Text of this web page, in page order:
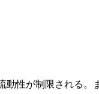
動性が制限される。